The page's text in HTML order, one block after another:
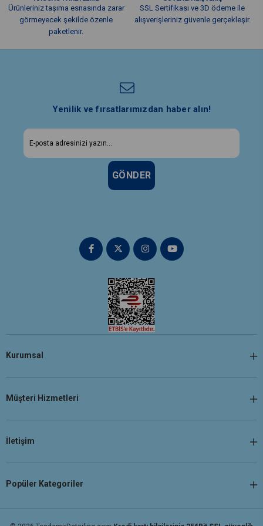
Ürünleriniz taşıma esnasında zarar
görmeyecek şekilde özenle
paketlenir.
SSL Sertifikası ve 3D ödeme ile
alışverişleriniz güvenle gerçekleşir.
Yenilik ve fırsatlarımızdan haber alın!
GÖNDER
Kurumsal
Müşteri Hizmetleri
İletişim
Popüler Kategoriler